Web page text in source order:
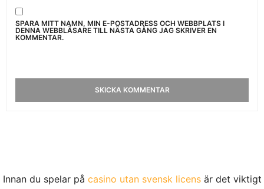
SPARA MITT NAMN, MIN E-POSTADRESS OCH WEBBPLATS I
DENNA WEBBLÄSARE TILL NÄSTA GÅNG JAG SKRIVER EN
KOMMENTAR.
Innan du spelar på casino utan svensk licensär det viktigt